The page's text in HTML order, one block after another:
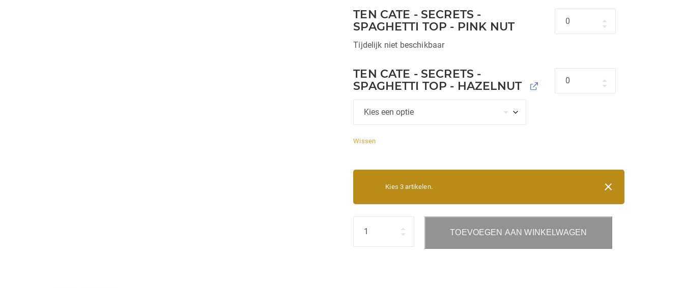
TEN CATE - SECRETS -
SPAGHETTI TOP - PINK NUT
Tijdelijk niet beschikbaar
TEN CATE - SECRETS -
SPAGHETTI TOP - HAZELNUT
Wissen
Kies 3 artikelen.
TOEVOEGEN AAN WINKELWAGEN